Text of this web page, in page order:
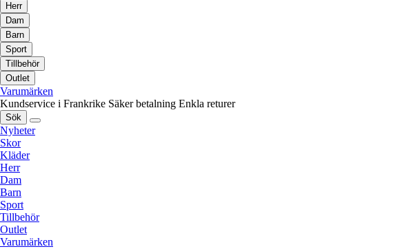
Herr
Dam
Barn
Sport
Tillbehör
Outlet
Varumärken
Kundservice i Frankrike Säker betalning Enkla returer
Sök
Nyheter
Skor
Kläder
Herr
Dam
Barn
Sport
Tillbehör
Outlet
Varumärken